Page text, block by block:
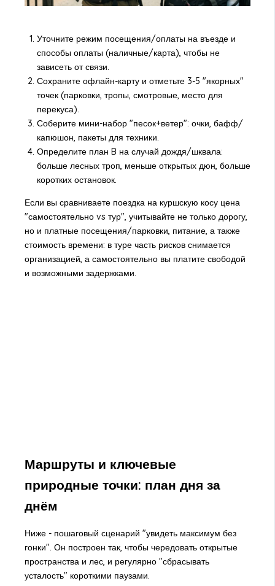
Уточните режим посещения/оплаты на въезде и
способы оплаты (наличные/карта), чтобы не
зависеть от связи.
Сохраните офлайн-карту и отметьте 3-5 "якорных"
точек (парковки, тропы, смотровые, место для
перекуса).
Соберите мини-набор "песок+ветер": очки, бафф/
капюшон, пакеты для техники.
Определите план B на случай дождя/шквала:
больше лесных троп, меньше открытых дюн, больше
коротких остановок.
Если вы сравниваете поездка на куршскую косу цена
"самостоятельно vs тур", учитывайте не только дорогу,
но и платные посещения/парковки, питание, а также
стоимость времени: в туре часть рисков снимается
организацией, а самостоятельно вы платите свободой
и возможными задержками.
Маршруты и ключевые
природные точки: план дня за
днём
Ниже - пошаговый сценарий "увидеть максимум без
гонки". Он построен так, чтобы чередовать открытые
пространства и лес, и регулярно "сбрасывать
усталость" короткими паузами.